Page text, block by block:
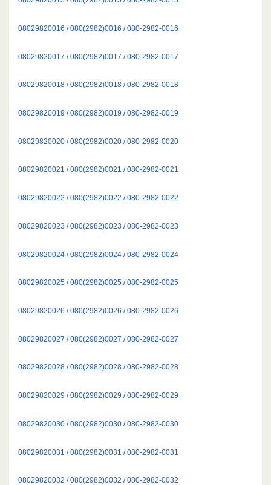
08029820016 / 080(2982)0016 / 080-2982-0016
08029820017 / 080(2982)0017 / 080-2982-0017
08029820018 / 080(2982)0018 / 080-2982-0018
08029820019 / 080(2982)0019 / 080-2982-0019
08029820020 / 080(2982)0020 / 080-2982-0020
08029820021 / 080(2982)0021 / 080-2982-0021
08029820022 / 080(2982)0022 / 080-2982-0022
08029820023 / 080(2982)0023 / 080-2982-0023
08029820024 / 080(2982)0024 / 080-2982-0024
08029820025 / 080(2982)0025 / 080-2982-0025
08029820026 / 080(2982)0026 / 080-2982-0026
08029820027 / 080(2982)0027 / 080-2982-0027
08029820028 / 080(2982)0028 / 080-2982-0028
08029820029 / 080(2982)0029 / 080-2982-0029
08029820030 / 080(2982)0030 / 080-2982-0030
08029820031 / 080(2982)0031 / 080-2982-0031
08029820032 / 080(2982)0032 / 080-2982-0032